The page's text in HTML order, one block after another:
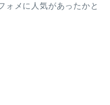
ォメに人気があったかと